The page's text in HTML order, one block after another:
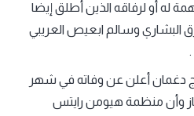
له أو لرفاقه الذين أطلق إيضا
وسالم ابعيص العريبي
دغمان أعلن عن وفاته في شهر
وأن منظمة هيومن رايتس